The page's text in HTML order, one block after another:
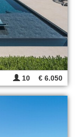
10 € 6.050